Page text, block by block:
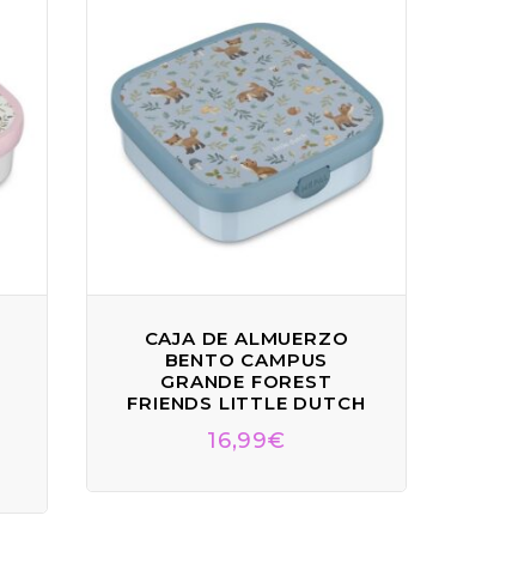
CAJA DE ALMUERZO
BENTO CAMPUS
GRANDE FOREST
FRIENDS LITTLE DUTCH
16,99€